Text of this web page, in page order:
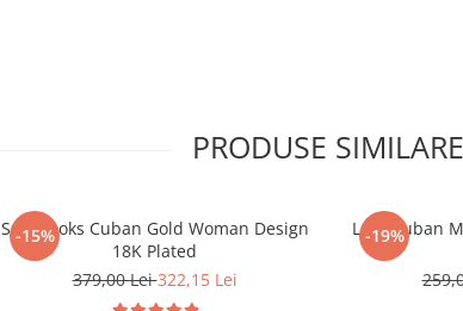
PRODUSE SIMILARE
-15%
Set Brooks Cuban Gold Woman Design
18K Plated
379,00 Lei322,15 Lei
-19%
Lant Cuban